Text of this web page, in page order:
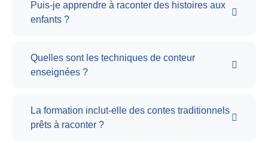
Puis-je apprendre à raconter des histoires aux
enfants ?
Quelles sont les techniques de conteur
enseignées ?
La formation inclut-elle des contes traditionnels
prêts à raconter ?